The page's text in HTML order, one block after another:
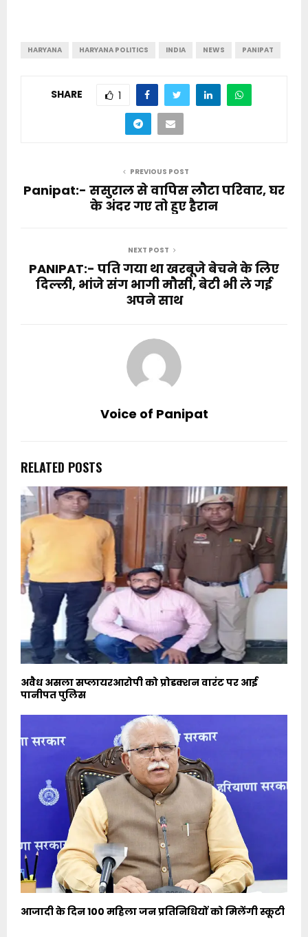
HARYANA HARYANA POLITICS INDIA NEWS PANIPAT
SHARE 1
PREVIOUS POST
Panipat:- ससुराल से वापिस लौटा परिवार, घर
के अंदर गए तो हुए हैरान
NEXT POST
PANIPAT:- पति गया था खरबूजे बेचने के लिए
दिल्ली, भांजे संग भागी मौसी, बेटी भी ले गई
अपने साथ
Voice of Panipat
RELATED POSTS
अवैध असला सप्लायरआरोपी को प्रोडक्शन वारंट पर आई
पानीपत पुलिस
आजादी के दिन 100 महिला जन प्रतिनिधियों को मिलेंगी स्कूटी